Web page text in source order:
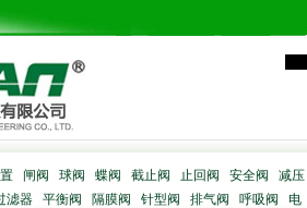
闸阀 球阀 蝶阀 截止阀 止回阀 安全阀
减压
滤器 平衡阀 隔膜阀 针型阀 排气阀 呼吸阀
电